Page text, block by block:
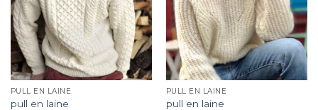
PULL EN LAINE
pull en laine
PULL EN LAINE
pull en laine